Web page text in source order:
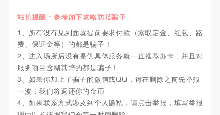
站长提醒：参考如下攻略防范骗子
1、所有没有见到面就提前要求付款（索取定金、红包、路
费、保证金等）的都是骗子！
2、进入场所后没有提供具体服务就一直推荐办卡，并且对
服务项目含糊其辞的都是骗子！
3、如果你加上了骗子的微信或QQ，请在删除之前先举报
一波，我们将返还你的金币
4、如果联系方式涉及到个人隐私，请点击举报，填写举报